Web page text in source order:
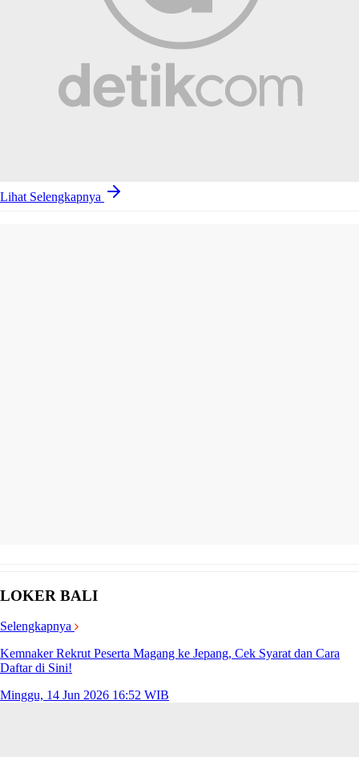
Lihat Selengkapnya
LOKER BALI
Selengkapnya
Kemnaker Rekrut Peserta Magang ke Jepang, Cek Syarat dan Cara
Daftar di Sini!
Minggu, 14 Jun 2026 16:52 WIB